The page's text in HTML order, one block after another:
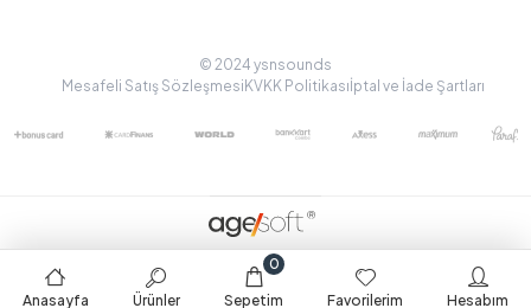
© 2024 ysnsounds
Mesafeli Satış Sözleşmesi KVKK Politikasıİptal ve İade Şartları
Anasayfa Ürünler Sepetim
0
Favorilerim Hesabım